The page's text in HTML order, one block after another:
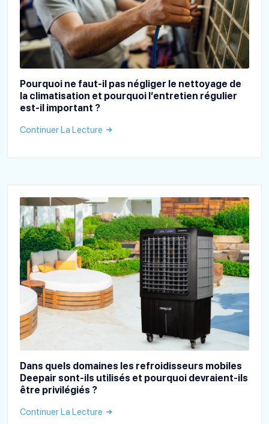
Pourquoi ne faut-il pas négliger le nettoyage de
la climatisation et pourquoi l’entretien régulier
est-il important ?
Continuer La Lecture
Dans quels domaines les refroidisseurs mobiles
Deepair sont-ils utilisés et pourquoi devraient-ils
être privilégiés ?
Continuer La Lecture